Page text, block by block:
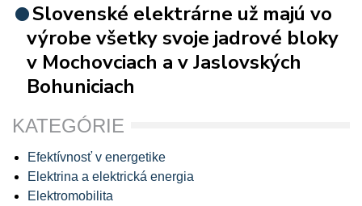
Slovenské elektrárne už majú vo
výrobe všetky svoje jadrové bloky
v Mochovciach a v Jaslovských
Bohuniciach
KATEGÓRIE
Efektívnosť v energetike
Elektrina a elektrická energia
Elektromobilita